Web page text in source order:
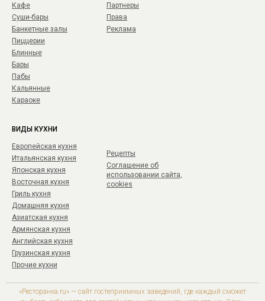
Кафе
Суши-бары
Банкетные залы
Пиццерии
Блинные
Бары
Пабы
Кальянные
Караоке
Партнеры
Права
Реклама
ВИДЫ КУХНИ
Европейская кухня
Итальянская кухня
Японская кухня
Восточная кухня
Гриль кухня
Домашняя кухня
Азиатская кухня
Армянская кухня
Английская кухня
Грузинская кухня
Прочие кухни
Рецепты
Соглашение об
использовании сайта,
cookies
«Ресторанка.ru» — сайт гостеприимных заведений, где каждый сможет